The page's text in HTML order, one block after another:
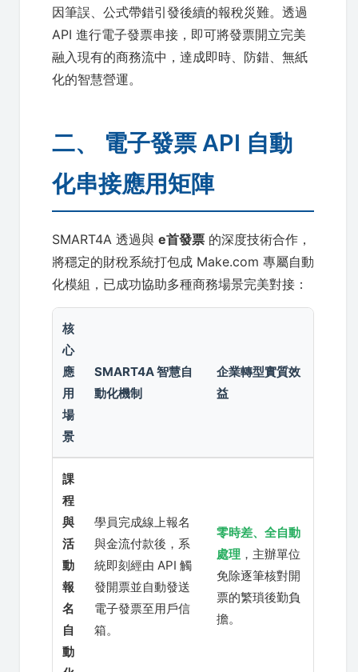
因筆誤、公式帶錯引發後續的報稅災難。透過
API 進行電子發票串接，即可將發票開立完美
融入現有的商務流中，達成即時、防錯、無紙
化的智慧營運。
二、 電子發票 API 自動
化串接應用矩陣
SMART4A 透過與 e首發票 的深度技術合作，
將穩定的財稅系統打包成 Make.com 專屬自動
化模組，已成功協助多種商務場景完美對接：
核
心
應
用
場
景
SMART4A 智慧自
動化機制
企業轉型實質效
益
課
程
與
活
動
報
名
自
動
學員完成線上報名
與金流付款後，系
統即刻經由 API 觸
發開票並自動發送
電子發票至用戶信
箱。
零時差、全自動
處理 ，主辦單位
免除逐筆核對開
票的繁瑣後勤負
擔。